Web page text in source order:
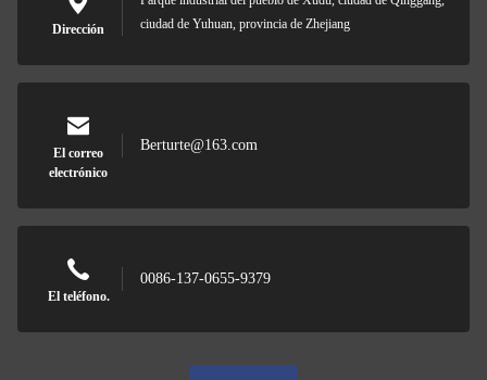
Dirección
ciudad de Yuhuan, provincia de Zhejiang
El correo
electrónico
Berturte@163.com
El teléfono.
0086-137-0655-9379